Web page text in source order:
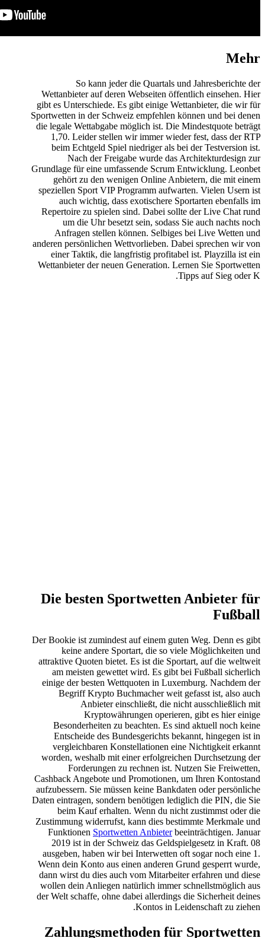
Mehr
So kann jeder die Quartals und Jahresberichte der
Wettanbieter auf deren Webseiten öffentlich einsehen. Hier
gibt es Unterschiede. Es gibt einige Wettanbieter, die wir für
Sportwetten in der Schweiz empfehlen können und bei denen
die legale Wettabgabe möglich ist. Die Mindestquote beträgt
1,70. Leider stellen wir immer wieder fest, dass der RTP
beim Echtgeld Spiel niedriger als bei der Testversion ist.
Nach der Freigabe wurde das Architekturdesign zur
Grundlage für eine umfassende Scrum Entwicklung. Leonbet
gehört zu den wenigen Online Anbietern, die mit einem
speziellen Sport VIP Programm aufwarten. Vielen Usern ist
auch wichtig, dass exotischere Sportarten ebenfalls im
Repertoire zu spielen sind. Dabei sollte der Live Chat rund
um die Uhr besetzt sein, sodass Sie auch nachts noch
Anfragen stellen können. Selbiges bei Live Wetten und
anderen persönlichen Wettvorlieben. Dabei sprechen wir von
einer Taktik, die langfristig profitabel ist. Playzilla ist ein
Wettanbieter der neuen Generation. Lernen Sie Sportwetten
Tipps auf Sieg oder K.
Die besten Sportwetten Anbieter für
Fußball
Der Bookie ist zumindest auf einem guten Weg. Denn es gibt
keine andere Sportart, die so viele Möglichkeiten und
attraktive Quoten bietet. Es ist die Sportart, auf die weltweit
am meisten gewettet wird. Es gibt bei Fußball sicherlich
einige der besten Wettquoten in Luxemburg. Nachdem der
Begriff Krypto Buchmacher weit gefasst ist, also auch
Anbieter einschließt, die nicht ausschließlich mit
Kryptowährungen operieren, gibt es hier einige
Besonderheiten zu beachten. Es sind aktuell noch keine
Entscheide des Bundesgerichts bekannt, hingegen ist in
vergleichbaren Konstellationen eine Nichtigkeit erkannt
worden, weshalb mit einer erfolgreichen Durchsetzung der
Forderungen zu rechnen ist. Nutzen Sie Freiwetten,
Cashback Angebote und Promotionen, um Ihren Kontostand
aufzubessern. Sie müssen keine Bankdaten oder persönliche
Daten eintragen, sondern benötigen lediglich die PIN, die Sie
beim Kauf erhalten. Wenn du nicht zustimmst oder die
Zustimmung widerrufst, kann dies bestimmte Merkmale und
Funktionen Sportwetten Anbieterbeeinträchtigen. Januar
2019 ist in der Schweiz das Geldspielgesetz in Kraft. 08
ausgeben, haben wir bei Interwetten oft sogar noch eine 1.
Wenn dein Konto aus einen anderen Grund gesperrt wurde,
dann wirst du dies auch vom Mitarbeiter erfahren und diese
wollen dein Anliegen natürlich immer schnellstmöglich aus
der Welt schaffe, ohne dabei allerdings die Sicherheit deines
Kontos in Leidenschaft zu ziehen.
Zahlungsmethoden für Sportwetten